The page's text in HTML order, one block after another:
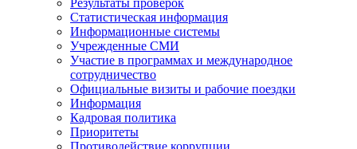
Результаты проверок
Статистическая информация
Информационные системы
Учрежденные СМИ
Участие в программах и международное
сотрудничество
Официальные визиты и рабочие поездки
Информация
Кадровая политика
Приоритеты